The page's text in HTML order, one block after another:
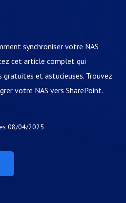
synchroniser votre NAS
cet article complet qui
gratuites et astucieuses. Trouvez
votre NAS vers SharePoint.
08/04/2025